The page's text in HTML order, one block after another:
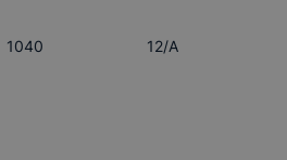
1040 12/A